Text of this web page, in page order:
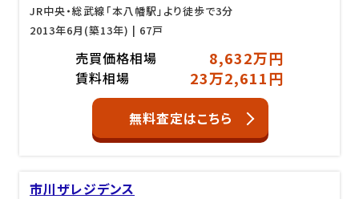
JR中央・総武線「本八幡駅」より徒歩で3分
2013年6月(築13年) | 67戸
売買価格相場 8,632万円
賃料相場 23万2,611円
無料査定はこちら
市川ザレジデンス